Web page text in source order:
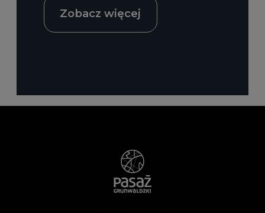
Zobacz więcej